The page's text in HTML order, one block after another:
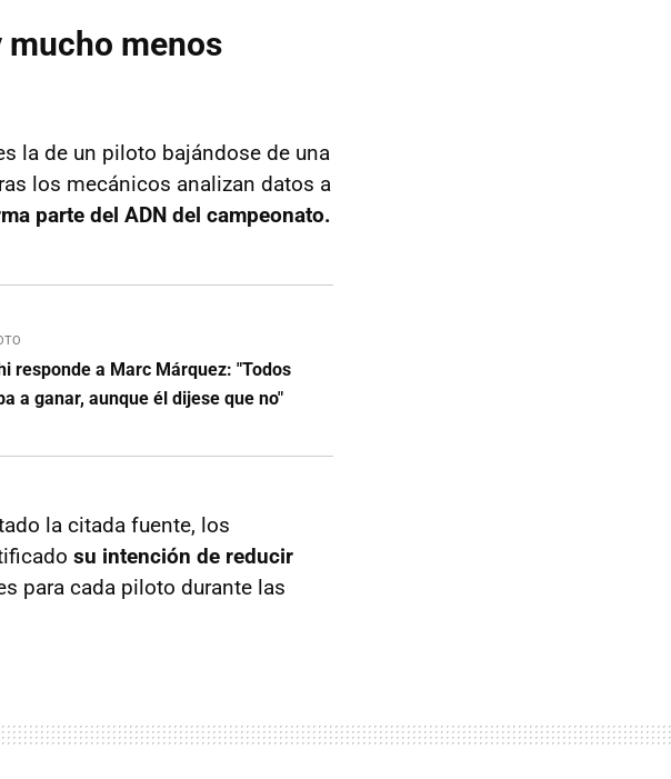
menos
la de un piloto bajándose de una
los mecánicos analizan datos a
parte del ADN del campeonato.
responde a Marc Márquez: "Todos
a ganar, aunque él dijese que no"
la citada fuente, los
su intención de reducir
para cada piloto durante las